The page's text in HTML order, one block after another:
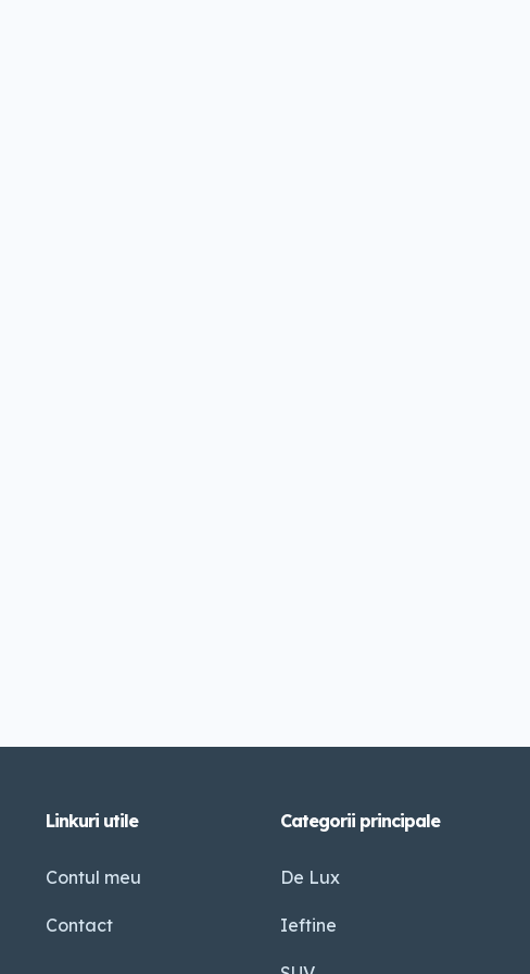
Linkuri utile
Contul meu
Contact
Categorii principale
De Lux
Ieftine